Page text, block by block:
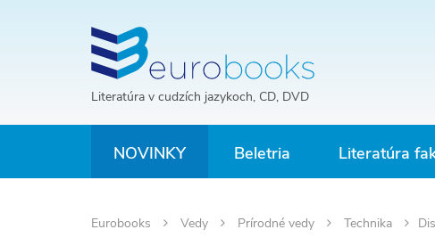
Literatúra v cudzích jazykoch, CD, DVD
NOVINKY Beletria Literatúra
Eurobooks Vedy Prírodné vedy Technika